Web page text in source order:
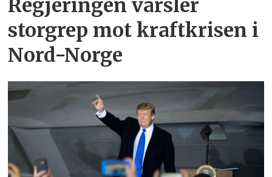
Regjeringen varsler
storgrep mot kraftkrisen i
Nord-Norge